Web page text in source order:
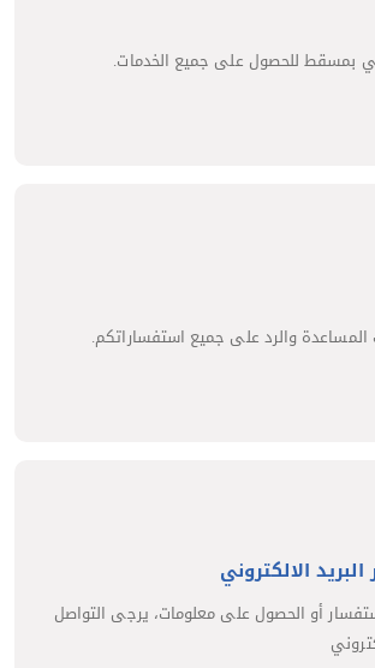
بمسقط للحصول على جميع الخدمات.
المساعدة والرد على جميع استفساراتكم.
الالكتروني
أو الحصول على معلومات، يرجى التواصل